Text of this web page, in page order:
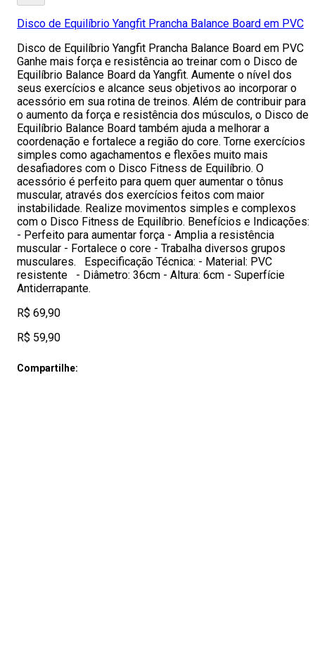
Disco de Equilíbrio Yangfit Prancha Balance Board em PVC
Disco de Equilíbrio Yangfit Prancha Balance Board em PVC
Ganhe mais força e resistência ao treinar com o Disco de
Equilíbrio Balance Board da Yangfit. Aumente o nível dos
seus exercícios e alcance seus objetivos ao incorporar o
acessório em sua rotina de treinos. Além de contribuir para
o aumento da força e resistência dos músculos, o Disco de
Equilíbrio Balance Board também ajuda a melhorar a
coordenação e fortalece a região do core. Torne exercícios
simples como agachamentos e flexões muito mais
desafiadores com o Disco Fitness de Equilíbrio. O
acessório é perfeito para quem quer aumentar o tônus
muscular, através dos exercícios feitos com maior
instabilidade. Realize movimentos simples e complexos
com o Disco Fitness de Equilíbrio. Benefícios e Indicações:
- Perfeito para aumentar força - Amplia a resistência
muscular - Fortalece o core - Trabalha diversos grupos
musculares. Especificação Técnica: - Material: PVC
resistente - Diâmetro: 36cm - Altura: 6cm - Superfície
Antiderrapante.
R$ 69,90
R$ 59,90
Compartilhe: